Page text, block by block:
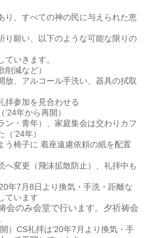
り、すべての神の民に与えられた恵
り願い、以下のような可能な限りの
いきます。
削減など）
放、アルコール手洗い、器具の拭取
拝参加を見合わせる
年から再開）
ン・青年）、家庭集会は交わりカフ
’24年）
う椅子に 着座遠慮依頼の紙を配置
へ変更（飛沫拡散防止）、礼拝中も
年7月8日より換気・手洗・距離な
ています
のみ会堂で行います。夕祈祷会
）CS礼拝は’20年7月より換気・手